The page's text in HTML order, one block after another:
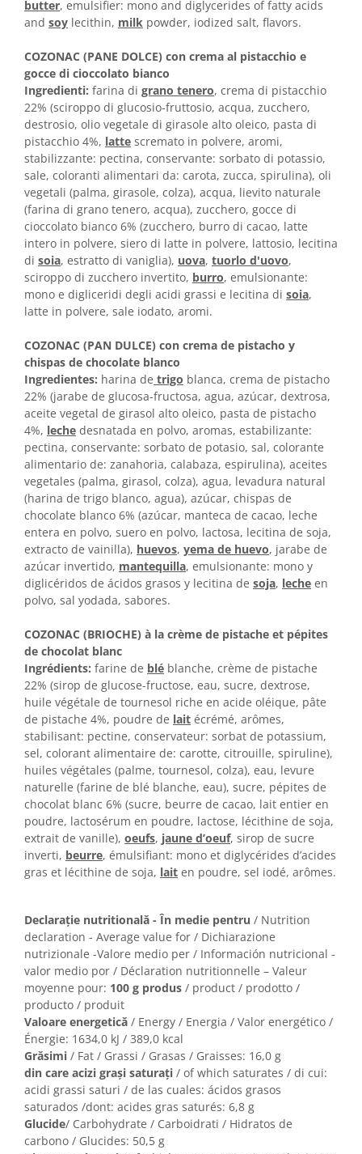
Faina Profesionala
Congelate brutarie
Cadouri
Pachete Cadou
Cozonac Wine Collection
Vinuri Casa Isarescu
Accesorii Boromir
Dulciurile Feleacul
Glucoza
Halva
Nuga
Rahat
butter, emulsifier: mono and diglycerides of fatty acids
and soy lecithin, milk powder, iodized salt, flavors.
COZONAC (PANE DOLCE) con crema al pistacchio e
gocce di cioccolato bianco
Ingredienti: farina di grano tenero, crema di pistacchio
22% (sciroppo di glucosio-fruttosio, acqua, zucchero,
destrosio, olio vegetale di girasole alto oleico, pasta di
pistacchio 4%, latte scremato in polvere, aromi,
stabilizzante: pectina, conservante: sorbato di potassio,
sale, coloranti alimentari da: carota, zucca, spirulina), oli
vegetali (palma, girasole, colza), acqua, lievito naturale
(farina di grano tenero, acqua), zucchero, gocce di
cioccolato bianco 6% (zucchero, burro di cacao, latte
intero in polvere, siero di latte in polvere, lattosio, lecitina
di soia, estratto di vaniglia), uova, tuorlo d'uovo,
sciroppo di zucchero invertito, burro, emulsionante:
mono e digliceridi degli acidi grassi e lecitina di soia,
latte in polvere, sale iodato, aromi.
COZONAC (PAN DULCE) con crema de pistacho y
chispas de chocolate blanco
Ingredientes: harina de trigo blanca, crema de pistacho
22% (jarabe de glucosa-fructosa, agua, azúcar, dextrosa,
aceite vegetal de girasol alto oleico, pasta de pistacho
4%, leche desnatada en polvo, aromas, estabilizante:
pectina, conservante: sorbato de potasio, sal, colorante
alimentario de: zanahoria, calabaza, espirulina), aceites
vegetales (palma, girasol, colza), agua, levadura natural
(harina de trigo blanco, agua), azúcar, chispas de
chocolate blanco 6% (azúcar, manteca de cacao, leche
entera en polvo, suero en polvo, lactosa, lecitina de soja,
extracto de vainilla), huevos, yema de huevo, jarabe de
azúcar invertido, mantequilla, emulsionante: mono y
diglicéridos de ácidos grasos y lecitina de soja, leche en
polvo, sal yodada, sabores.
COZONAC (BRIOCHE) à la crème de pistache et pépites
de chocolat blanc
Ingrédients: farine de blé blanche, crème de pistache
22% (sirop de glucose-fructose, eau, sucre, dextrose,
huile végétale de tournesol riche en acide oléique, pâte
de pistache 4%, poudre de lait écrémé, arômes,
stabilisant: pectine, conservateur: sorbat de potassium,
sel, colorant alimentaire de: carotte, citrouille, spiruline),
huiles végétales (palme, tournesol, colza), eau, levure
naturelle (farine de blé blanche, eau), sucre, pépites de
chocolat blanc 6% (sucre, beurre de cacao, lait entier en
poudre, lactosérum en poudre, lactose, lécithine de soja,
extrait de vanille), oeufs, jaune d’oeuf, sirop de sucre
inverti, beurre, émulsifiant: mono et diglycérides d’acides
gras et lécithine de soja, lait en poudre, sel iodé, arômes.
Declarație nutritională - În medie pentru / Nutrition
declaration - Average value for / Dichiarazione
nutrizionale -Valore medio per / Información nutricional -
valor medio por / Déclaration nutritionnelle – Valeur
moyenne pour: 100 g produs / product / prodotto /
producto / produit
Valoare energetică / Energy / Energia / Valor energético /
Énergie: 1634,0 kJ / 389,0 kcal
Grăsimi / Fat / Grassi / Grasas / Graisses: 16,0 g
din care acizi grași saturați / of which saturates / di cui:
acidi grassi saturi / de las cuales: ácidos grasos
saturados /dont: acides gras saturés: 6,8 g
Glucide/ Carbohydrate / Carboidrati / Hidratos de
carbono / Glucides: 50,5 g